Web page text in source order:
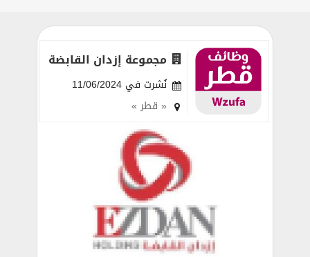
مجموعة إزدان القابضة
نُشرت في 11/06/2024
« قطر »